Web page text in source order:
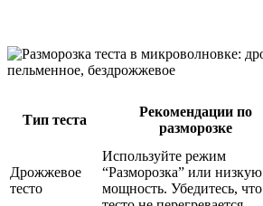
Тип теста
Рекомендации по
разморозке
Дрожжевое
тесто
Используйте режим
“Разморозка” или низкую
мощность. Убедитесь, что